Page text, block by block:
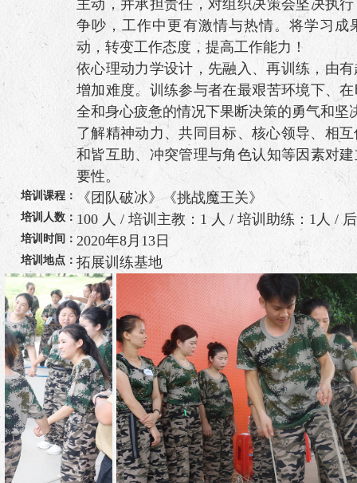
主动，并承担责任，对组织决策会坚决执
争吵，工作中更有激情与热情。将学习成
动，转变工作态度，提高工作能力！
依心理动力学设计，先融入、再训练，由
增加难度。训练参与者在最艰苦环境下、
全和身心疲惫的情况下果断决策的勇气和坚
了解精神动力、共同目标、核心领导、相
和皆互助、冲突管理与角色认知等因素对
要性。
培训课程： 《团队破冰》《挑战魔王关》
培训人数： 100 人 / 培训主教：1 人 / 培训助练：1人 /
培训时间： 2020年8月13日
培训地点： 拓展训练基地